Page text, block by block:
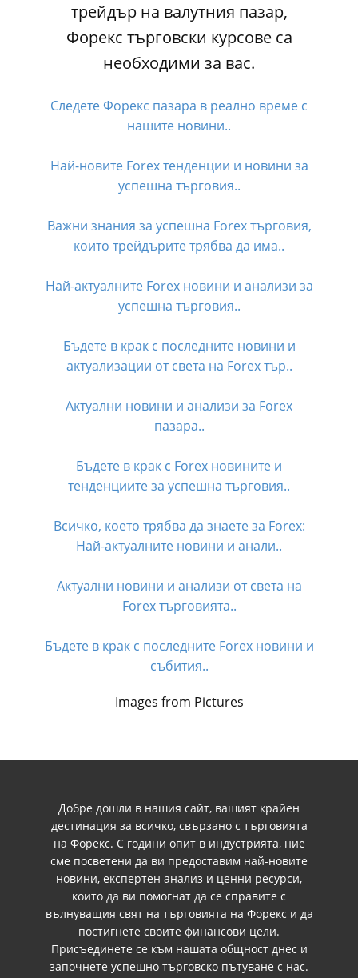
трейдър на валутния пазар,
Форекс търговски курсове са
необходими за вас.
Следете Форекс пазара в реално време с
нашите новини..
Най-новите Forex тенденции и новини за
успешна търговия..
Важни знания за успешна Forex търговия,
които трейдърите трябва да има..
Най-актуалните Forex новини и анализи за
успешна търговия..
Бъдете в крак с последните новини и
актуализации от света на Forex тър..
Актуални новини и анализи за Forex
пазара..
Бъдете в крак с Forex новините и
тенденциите за успешна търговия..
Всичко, което трябва да знаете за Forex:
Най-актуалните новини и анали..
Актуални новини и анализи от света на
Forex търговията..
Бъдете в крак с последните Forex новини и
събития..
Images from Pictures
Добре дошли в нашия сайт, вашият крайен
дестинация за всичко, свързано с търговията
на Форекс. С години опит в индустрията, ние
сме посветени да ви предоставим най-новите
новини, експертен анализ и ценни ресурси,
които да ви помогнат да се справите с
вълнуващия свят на търговията на Форекс и да
постигнете своите финансови цели.
Присъединете се към нашата общност днес и
започнете успешно търговско пътуване с нас.